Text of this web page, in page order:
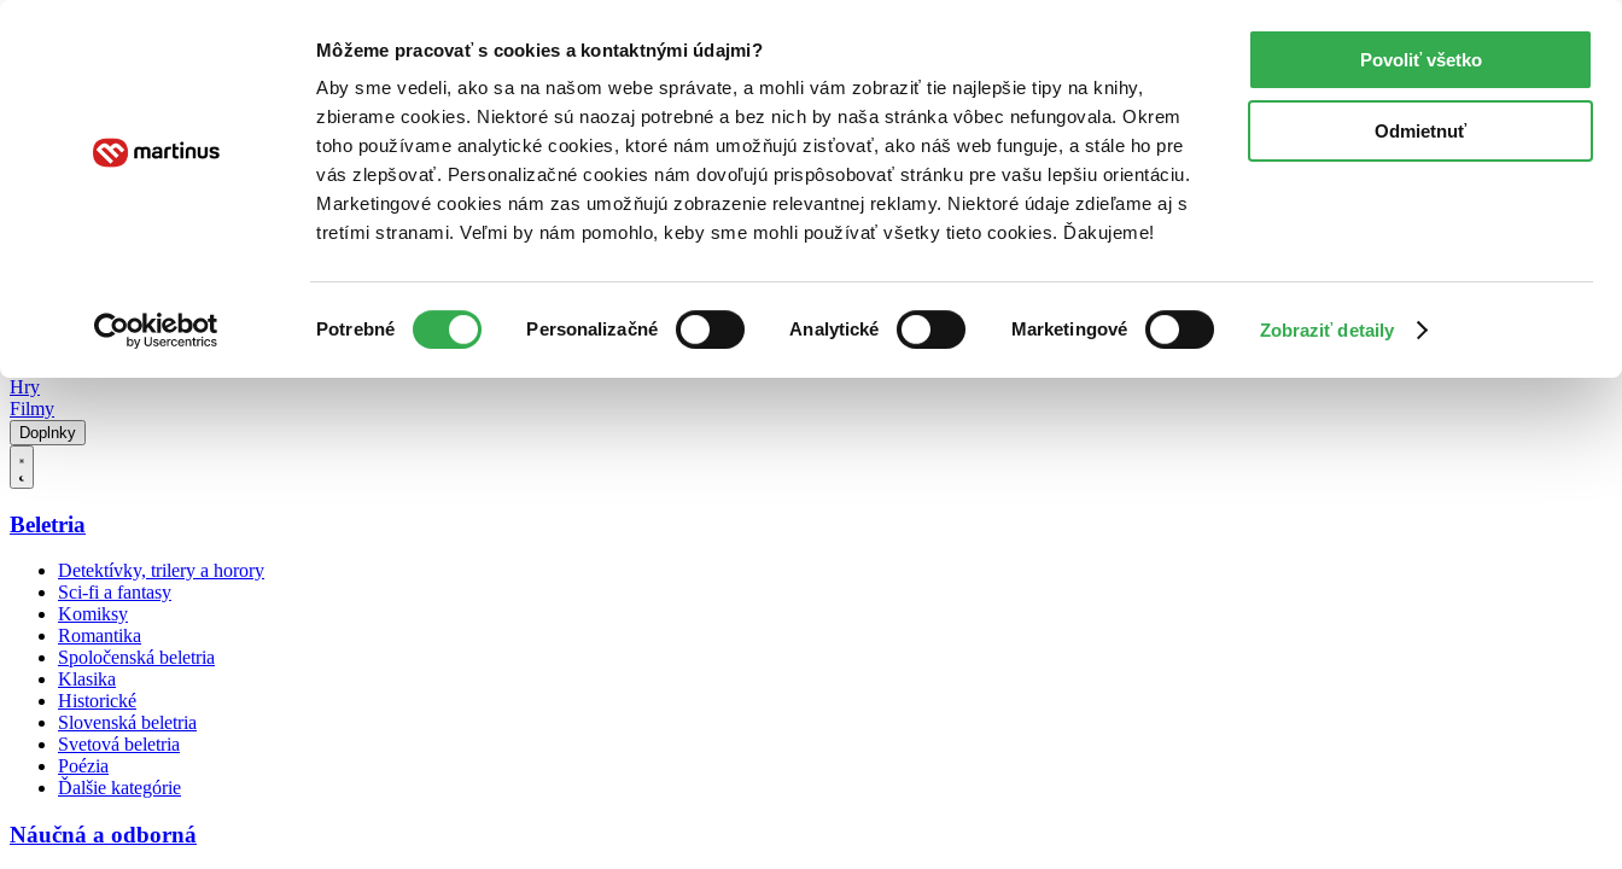
Môžeme pracovať s cookies a kontaktnými údajmi?
Aby sme vedeli, ako sa na našom webe správate, a mohli vám zobraziť tie najlepšie tipy na knihy,
zbierame cookies. Niektoré sú naozaj potrebné a bez nich by naša stránka vôbec nefungovala. Okrem
toho používame analytické cookies, ktoré nám umožňujú zisťovať, ako náš web funguje, a stále ho pre
vás zlepšovať. Personalizačné cookies nám dovoľujú prispôsobovať stránku pre vašu lepšiu orientáciu.
Marketingové cookies nám zas umožňujú zobrazenie relevantnej reklamy. Niektoré údaje zdieľame aj s
tretími stranami. Veľmi by nám pomohlo, keby sme mohli používať všetky tieto cookies. Ďakujeme!
súhlasu
Potrebné Personalizačné Analytické Marketingové Zobraziť detaily
Povoliť všetko
Odmietnuť
Poukážky Kontakt
Hry
Filmy
Doplnky
Beletria
Detektívky, trilery a horory
Sci-fi a fantasy
Komiksy
Romantika
Spoločenská beletria
Klasika
Historické
Slovenská beletria
Svetová beletria
Poézia
Ďalšie kategórie
Náučná a odborná